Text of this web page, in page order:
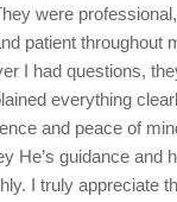
were professional,
patient throughout
I had questions,
everything
and peace of
He’s guidance and
I truly appreciate